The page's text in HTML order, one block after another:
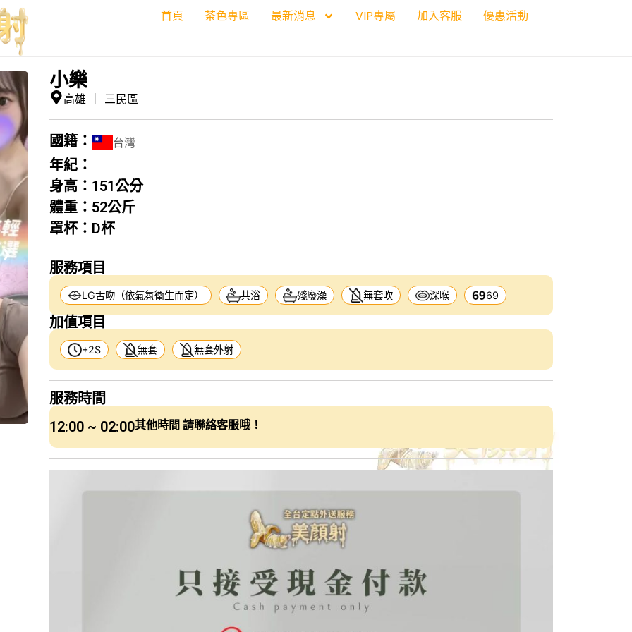
首頁 茶色專區 最新消息 VIP專屬 加入客服 優惠活動
❯
小樂
高雄 三民區
國籍： 台灣
年紀：
身高： 151公分
體重： 52公斤
罩杯： D杯
服務項目
LG舌吻（依氣氛衛生而定） 共浴 殘廢澡 無套吹 深喉 69
加值項目
+2S 無套 無套外射
服務時間
12:00 ~ 02:00其他時間 請聯絡客服哦！